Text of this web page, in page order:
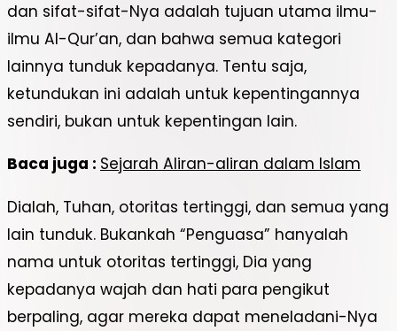
dan sifat-sifat-Nya adalah tujuan utama ilmu-
ilmu Al-Qur’an, dan bahwa semua kategori
lainnya tunduk kepadanya. Tentu saja,
ketundukan ini adalah untuk kepentingannya
sendiri, bukan untuk kepentingan lain.
Baca juga : Sejarah Aliran-aliran dalam Islam
Dialah, Tuhan, otoritas tertinggi, dan semua yang
lain tunduk. Bukankah “Penguasa” hanyalah
nama untuk otoritas tertinggi, Dia yang
kepadanya wajah dan hati para pengikut
berpaling, agar mereka dapat meneladani-Nya